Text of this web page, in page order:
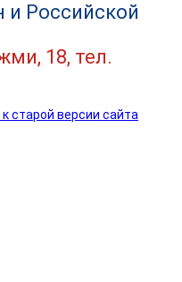
и Российской
18, тел.
старой версии сайта